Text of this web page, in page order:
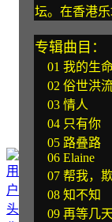
坛。在香港
专辑曲目：
01 我的生
02 俗世洪
03 情人
04 只有你
05 路叠路
06 Elaine
07 帮我，
08 知不知
09 再等几天